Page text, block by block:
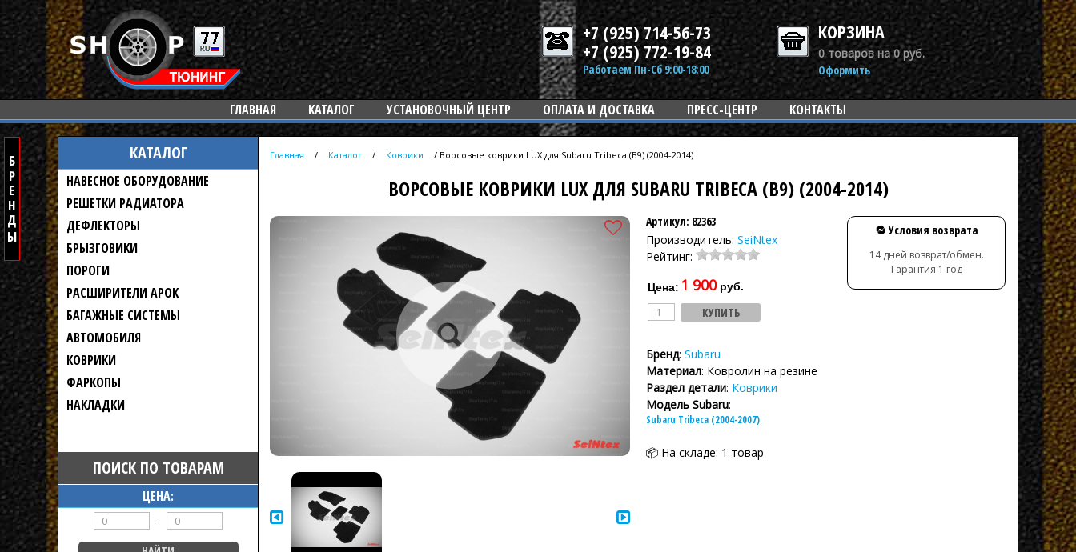
+7 (925) 714-56-73
+7 (925) 772-19-84
Работаем Пн-Сб 9:00-18:00
КОРЗИНА
0 товаров на 0 руб.
Оформить
ГЛАВНАЯ КАТАЛОГ УСТАНОВОЧНЫЙ ЦЕНТР ОПЛАТА И ДОСТАВКА ПРЕСС-ЦЕНТР КОНТАКТЫ
КАТАЛОГ
НАВЕСНОЕ ОБОРУДОВАНИЕ
РЕШЕТКИ РАДИАТОРА
ДЕФЛЕКТОРЫ
БРЫЗГОВИКИ
ПОРОГИ
РАСШИРИТЕЛИ АРОК
БАГАЖНЫЕ СИСТЕМЫ
АВТОМОБИЛЯ
КОВРИКИ
ФАРКОПЫ
НАКЛАДКИ
ПОИСК ПО ТОВАРАМ
ЦЕНА:
-
Главная / Каталог / Коврики / Ворсовые коврики LUX для Subaru Tribeca (B9) (2004-2014)
ВОРСОВЫЕ КОВРИКИ LUX ДЛЯ SUBARU TRIBECA (B9) (2004-2014)
Артикул: 82363
Производитель: SeiNtex
Рейтинг:
Цена: 1 900руб.
Бренд: Subaru
Материал: Ковролин на резине
Раздел детали: Коврики
Модель Subaru:
Subaru Tribeca (2004-2007)
📦 На складе: 1 товар
🔁 Условия возврата
14 дней возврат/обмен.
Гарантия 1 год